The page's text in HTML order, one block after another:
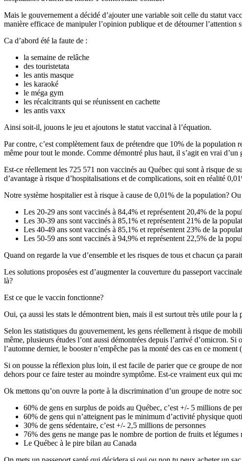
Mais le gouvernement a décidé d’ajouter une variable soit celle du statut
manière efficace de manipuler l’opinion publique et de détourner l’attention
Ca d’abord été la faute de :
la semaine de relâche
des touristetata
les antis masque
les karaoké
le méga gym
les récalcitrants qui se réunissent en cachette
les antis vaxx
Ainsi soit-il, jouons le jeu et ajoutons le statut vaccinal à l’équation.
Par contre, c’est complètement faux de prétendre que 10% de la population
même pour tout le monde. Comme démontré plus haut, il s’agit en vrai
Est-ce réellement les 725 571 non vaccinés au Québec qui sont à risque de
d’avantage à risque d’hospitalisations et de complications, soit en réalité
Notre système hospitalier est à risque à cause de 0,01% de la population?
Les 20-29 ans sont vaccinés à 84,4% et représentent 20,4% de la
Les 30-39 ans sont vaccinés à 85,1% et représentent 21% de la
Les 40-49 ans sont vaccinés à 85,1% et représentent 23% de la
Les 50-59 ans sont vaccinés à 94,9% et représentent 22,5% de la
Quand on regarde la vue d’ensemble et les risques de tous et chacun ça
Les solutions proposées est d’augmenter la couverture du passeport
là?
Est ce que le vaccin fonctionne?
Oui, ça aussi les stats le démontrent bien, mais il est surtout très utile pour
Selon les statistiques du gouvernement, les gens réellement à risque de
même, plusieurs études l’ont aussi démontrées depuis l’arrivé d’omicron.
l’automne dernier, le booster n’empêche pas la monté des cas en ce moment
Si on pousse la réflexion plus loin, il est facile de parier que ce groupe de
dehors pour ce faire tester au moindre symptôme. Est-ce vraiment eux qui
Ok mettons qu’on ouvre la porte à la discrimination d’un groupe de notre
60% de gens en surplus de poids au Québec, c’est +/- 5 millions de
60% de gens qui n’atteignent pas le minimum d’activité physique
30% de gens sédentaire, c’est +/- 2,5 millions de personnes
76% des gens ne mange pas le nombre de portion de fruits et
Le Québec à le pire bilan au Canada